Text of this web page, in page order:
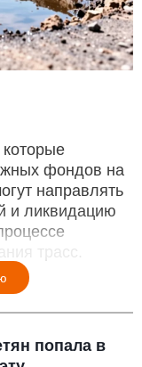
фондов на
направлять
и ликвидацию
трасс.
попала в